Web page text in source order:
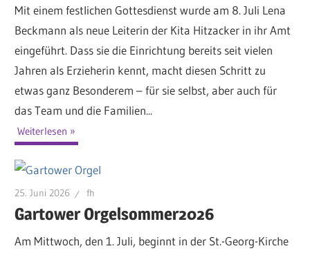
Mit einem festlichen Gottesdienst wurde am 8. Juli Lena
Beckmann als neue Leiterin der Kita Hitzacker in ihr Amt
eingeführt. Dass sie die Einrichtung bereits seit vielen
Jahren als Erzieherin kennt, macht diesen Schritt zu
etwas ganz Besonderem – für sie selbst, aber auch für
das Team und die Familien...
Weiterlesen
25. Juni 2026 fh
Gartower Orgelsommer2026
Am Mittwoch, den 1. Juli, beginnt in der St.-Georg-Kirche